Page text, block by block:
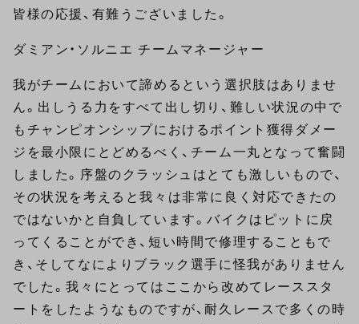
皆様の応援、有難うございました。
ダミアン・ソルニエ チームマネージャー
我がチームにおいて諦めるという選択肢はありませ
ん。出しうる力をすべて出し切り、難しい状況の中で
もチャンピオンシップにおけるポイント獲得ダメー
ジを最小限にとどめるべく、チーム一丸となって奮闘
しました。序盤のクラッシュはとても激しいもので、
その状況を考えると我々は非常に良く対応できたの
ではないかと自負しています。バイクはピットに戻
ってくることができ、短い時間で修理することもで
き、そしてなによりブラック選手に怪我がありません
でした。我々にとってはここから改めてレーススタ
ートをしたようなものですが、耐久レースで多くの時